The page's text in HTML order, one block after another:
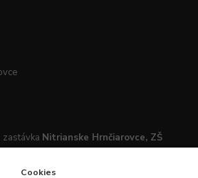
, zastávka Nitrianske Hrnčiarovce, ZŠ
Cookies